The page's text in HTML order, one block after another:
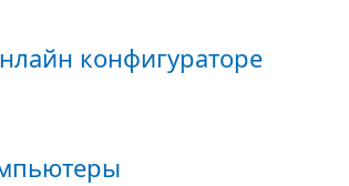
конфигураторе